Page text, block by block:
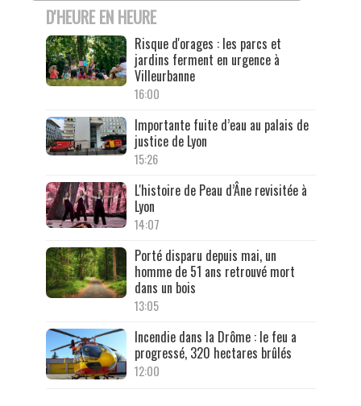
D'HEURE EN HEURE
Risque d'orages : les parcs et
jardins ferment en urgence à
Villeurbanne
16:00
Importante fuite d’eau au palais de
justice de Lyon
15:26
L'histoire de Peau d’Âne revisitée à
Lyon
14:07
Porté disparu depuis mai, un
homme de 51 ans retrouvé mort
dans un bois
13:05
Incendie dans la Drôme : le feu a
progressé, 320 hectares brûlés
12:00